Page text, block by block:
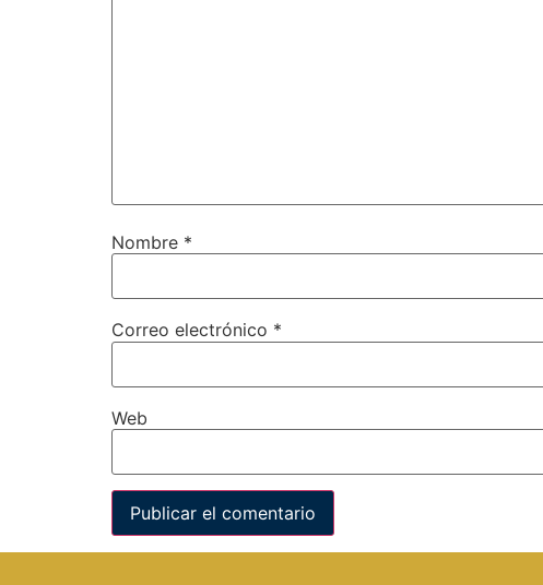
Nombre *
Correo electrónico *
Web